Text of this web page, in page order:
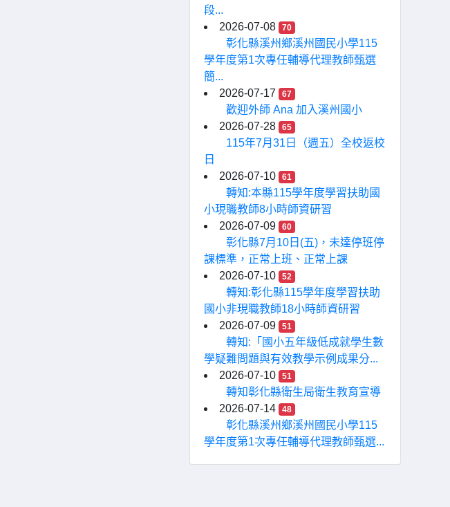
段...
2026-07-08
70
彰化縣溪州鄉溪州國民小學115
學年度第1次專任輔導代理教師甄選
簡...
2026-07-17
67
歡迎外師 Ana 加入溪州國小
2026-07-28
65
115年7月31日（週五）全校返校
日
2026-07-10
61
轉知:本縣115學年度學習扶助國
小現職教師8小時師資研習
2026-07-09
60
彰化縣7月10日(五)，未達停班停
課標準，正常上班、正常上課
2026-07-10
52
轉知:彰化縣115學年度學習扶助
國小非現職教師18小時師資研習
2026-07-09
51
轉知:「國小五年級低成就學生數
學疑難問題與有效教學示例成果分...
2026-07-10
51
轉知彰化縣衛生局衛生教育宣導
2026-07-14
48
彰化縣溪州鄉溪州國民小學115
學年度第1次專任輔導代理教師甄選...